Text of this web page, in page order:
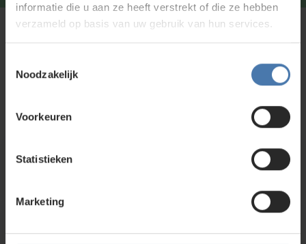
informatie die u aan ze heeft verstrekt of die ze hebben
verzameld op basis van uw gebruik van hun services.
Noodzakelijk
Voorkeuren
Statistieken
Marketing
Kunt u niet vinden wat u zoekt?
Nieuwegein. Zelf rondkijken in de
kan ook. Ontdek
, meetinstrumenten en
Direct en snel contact
Service en kalibratie